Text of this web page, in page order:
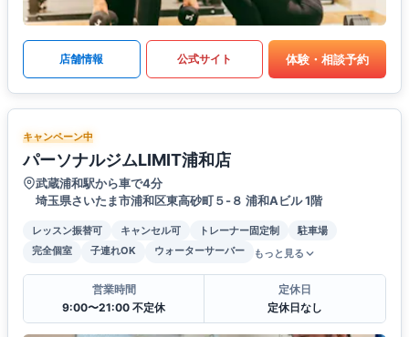
店舗情報 公式サイト 体験・相談予約
キャンペーン中
パーソナルジムLIMIT浦和店
武蔵浦和駅から車で4分
埼玉県さいたま市浦和区東高砂町５-８ 浦和Aビル 1階
レッスン振替可 キャンセル可 トレーナー固定制
駐車場
完全個室
子連れOK ウォーターサーバー もっと見る
営業時間
9:00〜21:00 不定休
定休日
定休日なし